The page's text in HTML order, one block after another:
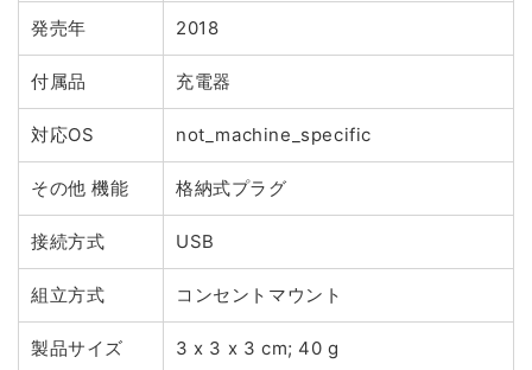
発売年 2018
付属品 充電器
対応OS not_machine_specific
その他 機能 格納式プラグ
接続方式 USB
組立方式 コンセントマウント
製品サイズ 3 x 3 x 3 cm; 40 g